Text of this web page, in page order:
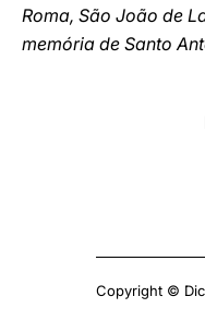
Roma, São João de
memória de Santo
Copyright ©